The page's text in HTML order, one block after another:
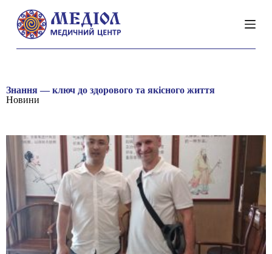
д
о
Знання — ключ до здорового та якісного життя
Новини